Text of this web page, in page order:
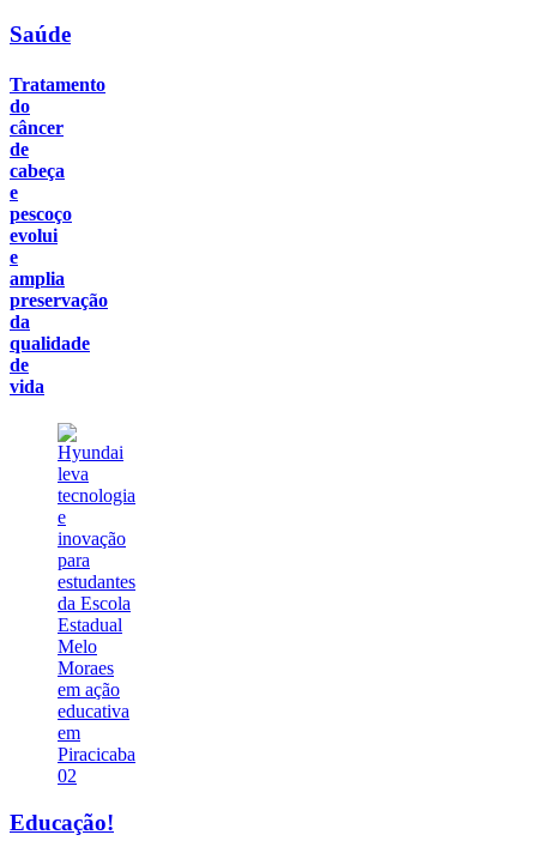
Saúde
Tratamento
do
câncer
de
cabeça
e
pescoço
evolui
e
amplia
preservação
da
qualidade
de
vida
02
Educação!